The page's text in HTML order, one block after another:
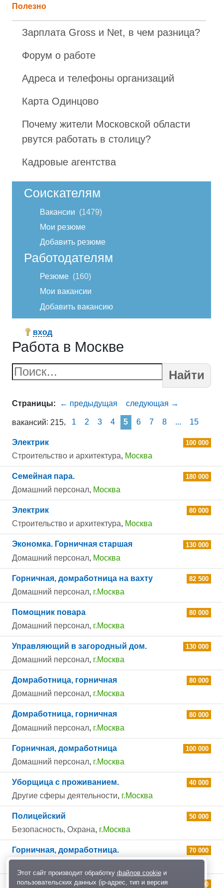
Полезно
Зарплата Gross и Net, в чем разница?
Форум о работе
Адреса и телефоны организаций
Карта Одинцово
Почему жители Московской области
рвутся работать в столицу?
Кадровые агентства
Соискателям
Вакансии
1479
Мои резюме
Добавить резюме
Работодателям
Резюме
160
Мои вакансии
Добавить вакансию
вход
Работа в Москве
Найти
вакансий 215 1 2 3 4 5 6 7 8 ... 15
Электрик
Строительство и архитектура, Москва
100 000
Семейная пара.
Домашний персонал, Москва
180 000
Электрик
Строительство и архитектура, Москва
80 000
Экономка. Горничная старшая
Домашний персонал, Москва
130 000
Горничная, домработница на вахту
Домашний персонал, г.Москва
82 500
Помощник повара
Домашний персонал, г.Москва
80 000
Управляющий в загородный дом.
Домашний персонал, г.Москва
130 000
Домработница, горничная
Домашний персонал, г.Москва
80 000
Домработница, горничная
Домашний персонал, г.Москва
80 000
Горничная, домработница
Домашний персонал, г.Москва
100 000
Уборщица с проживанием.
Другие сферы деятельности, г.Москва
40 000
Полицейский
Безопасность, Охрана, г.Москва
50 000
Горничная, домработница.
70 000
Горничная, домработница. 70 000
Этот сайт производит обработку файлов cookieи
пользовательских данных (ip-адрес, тип и версия